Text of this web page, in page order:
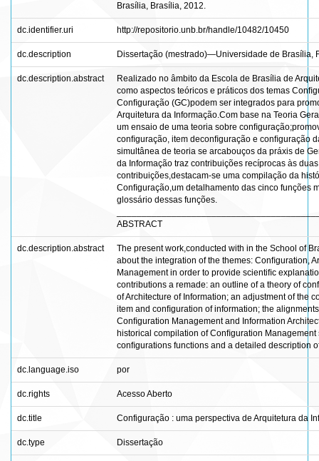
Brasília, Brasília, 2012.
dc.identifier.uri http://repositorio.unb.br/handle/10482/10450
dc.description Dissertação (mestrado)—Universidade de Brasília,
dc.description.abstract
Realizado no âmbito da Escola de Brasília de
como aspectos teóricos e práticos dos temas
Conﬁguração (GC)podem ser integrados para
Arquitetura da Informação.Com base na Teoria
um ensaio de uma teoria sobre
conﬁguração, item deconﬁguração e conﬁguração
simultânea de teoria se arcabouços da práxis de
da Informação traz contribuições recíprocas às
contribuições,destacam-se uma compilação da
Conﬁguração,um detalhamento das cinco funções
glossário dessas funções.
ABSTRACT
dc.description.abstract
The present work,conducted with in the School of
about the integration of the themes: Conﬁguration,
Management in order to provide scientiﬁc
contributions a remade: an outline of a theory of
of Architecture of Information; an adjustment of the
item and conﬁguration of information; the
Conﬁguration Management and Information
historical compilation of Conﬁguration
conﬁgurations functions and a detailed description
dc.language.iso por
dc.rights Acesso Aberto
dc.title Configuração : uma perspectiva de Arquitetura da
dc.type Dissertação